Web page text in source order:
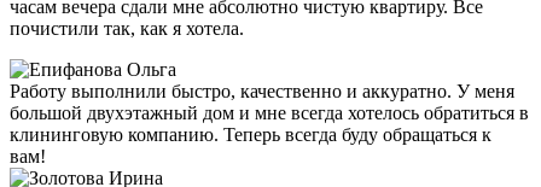
часам вечера сдали мне абсолютно чистую квартиру. Все
почистили так, как я хотела.
Работу выполнили быстро, качественно и аккуратно. У меня
большой двухэтажный дом и мне всегда хотелось обратиться в
клининговую компанию. Теперь всегда буду обращаться к
вам!